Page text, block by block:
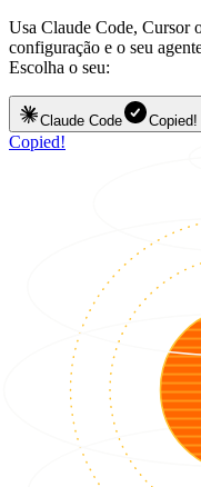
Usa Claude Code, Cursor
configuração e o seu
Escolha o seu:
Claude Code Copied!
Copied!